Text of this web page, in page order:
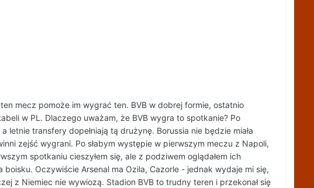
mecz pomoże im wygrać ten. BVB w dobrej formie, ostatnio
w PL. Dlaczego uważam, że BVB wygra to spotkanie? Po
letnie transfery dopełniają tą drużynę. Borussia nie będzie miała
zejść wygrani. Po słabym występie w pierwszym meczu z Napoli,
spotkaniu cieszyłem się, ale z podziwem oglądałem ich
Oczywiście Arsenal ma Ozila, Cazorle - jednak wydaje mi się,
z Niemiec nie wywiozą. Stadion BVB to trudny teren i przekonał się